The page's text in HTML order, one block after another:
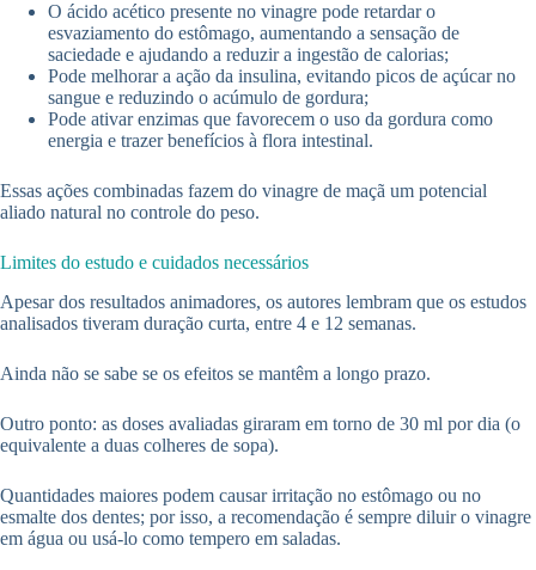
O ácido acético presente no vinagre pode retardar o
esvaziamento do estômago, aumentando a sensação de
saciedade e ajudando a reduzir a ingestão de calorias;
Pode melhorar a ação da insulina, evitando picos de açúcar no
sangue e reduzindo o acúmulo de gordura;
Pode ativar enzimas que favorecem o uso da gordura como
energia e trazer benefícios à flora intestinal.
Essas ações combinadas fazem do vinagre de maçã um potencial
aliado natural no controle do peso.
Limites do estudo e cuidados necessários
Apesar dos resultados animadores, os autores lembram que os estudos
analisados tiveram duração curta, entre 4 e 12 semanas.
Ainda não se sabe se os efeitos se mantêm a longo prazo.
Outro ponto: as doses avaliadas giraram em torno de 30 ml por dia (o
equivalente a duas colheres de sopa).
Quantidades maiores podem causar irritação no estômago ou no
esmalte dos dentes; por isso, a recomendação é sempre diluir o vinagre
em água ou usá-lo como tempero em saladas.